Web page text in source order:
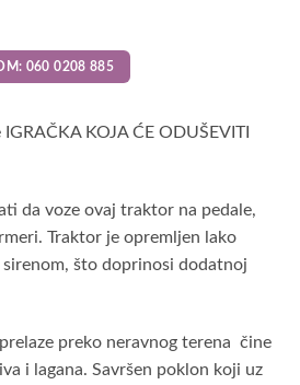
060 0208 885
KOJA ĆE ODUŠEVITI
da voze ovaj traktor na pedale,
Traktor je opremljen lako
što doprinosi dodatnoj
preko neravnog terena čine
i lagana. Savršen poklon koji uz